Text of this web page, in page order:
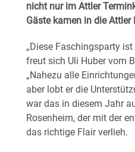
nicht nur im Attler
Gäste kamen in die
„Diese Faschingsparty
freut sich Uli Huber vom
„Nahezu alle
aber lobt er die
war das in diesem Jahr
Rosenheim, der mit der
das richtige Flair verlieh.